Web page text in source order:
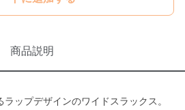
商品説明
ップデザインのワイドスラックス。